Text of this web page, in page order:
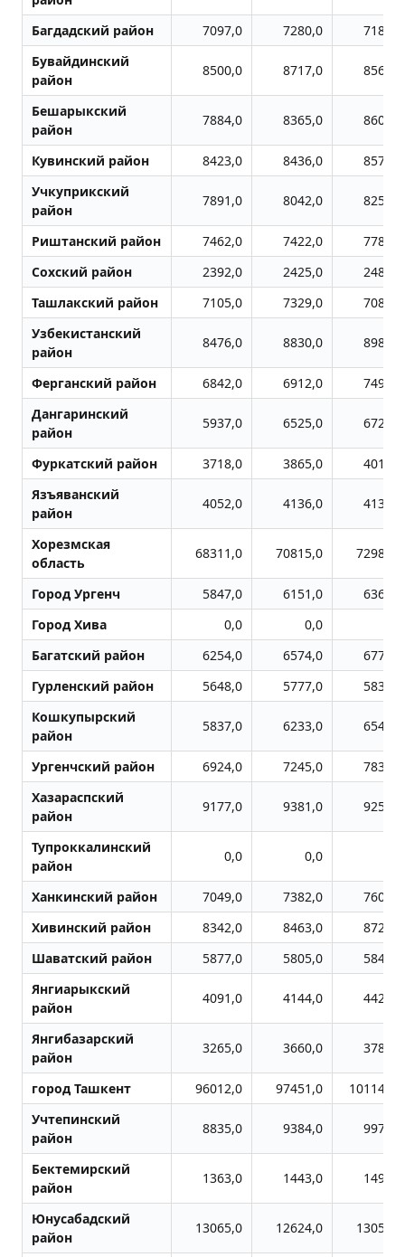
Багдадский район 7097,0 7280,0
7189,0
Бувайдинский
район
8500,0 8717,0 8561,0
Бешарыкский
район
7884,0 8365,0 8603,0
Кувинский район 8423,0 8436,0
8572,0
Учкуприкский
район
7891,0 8042,0 8259,0
Риштанский район 7462,0 7422,0
7788,0
Сохский район
2392,0 2425,0
2489,0
Ташлакский район
7105,0 7329,0
7089,0
Узбекистанский
район
8476,0 8830,0 8985,0
Ферганский район 6842,0 6912,0
7491,0
Дангаринский
район
5937,0 6525,0 6723,0
Фуркатский район 3718,0 3865,0
4017,0
Язъяванский
район
4052,0 4136,0 4130,0
Хорезмская
область
68311,0 70815,0 72981,0
Город Ургенч 5847,0 6151,0
6369,0
Город Хива
0,0 0,0
Багатский район
6254,0 6574,0
6771,0
Гурленский район
5648,0 5777,0
5832,0
Кошкупырский
район
5837,0 6233,0 6541,0
Ургенчский район 6924,0 7245,0
7830,0
Хазараспский
район
9177,0 9381,0 9253,0
Тупроккалинский
район
0,0 0,0
Ханкинский район 7049,0 7382,0
7600,0
Хивинский район
8342,0 8463,0
8728,0
Шаватский район
5877,0 5805,0
5846,0
Янгиарыкский
район
4091,0 4144,0 4426,0
Янгибазарский
район
3265,0 3660,0 3785,0
город Ташкент 96012,0 97451,0
101141,0
Учтепинский
район
8835,0 9384,0 9978,0
Бектемирский
район
1363,0 1443,0 1497,0
Юнусабадский
район
13065,0 12624,0 13059,0